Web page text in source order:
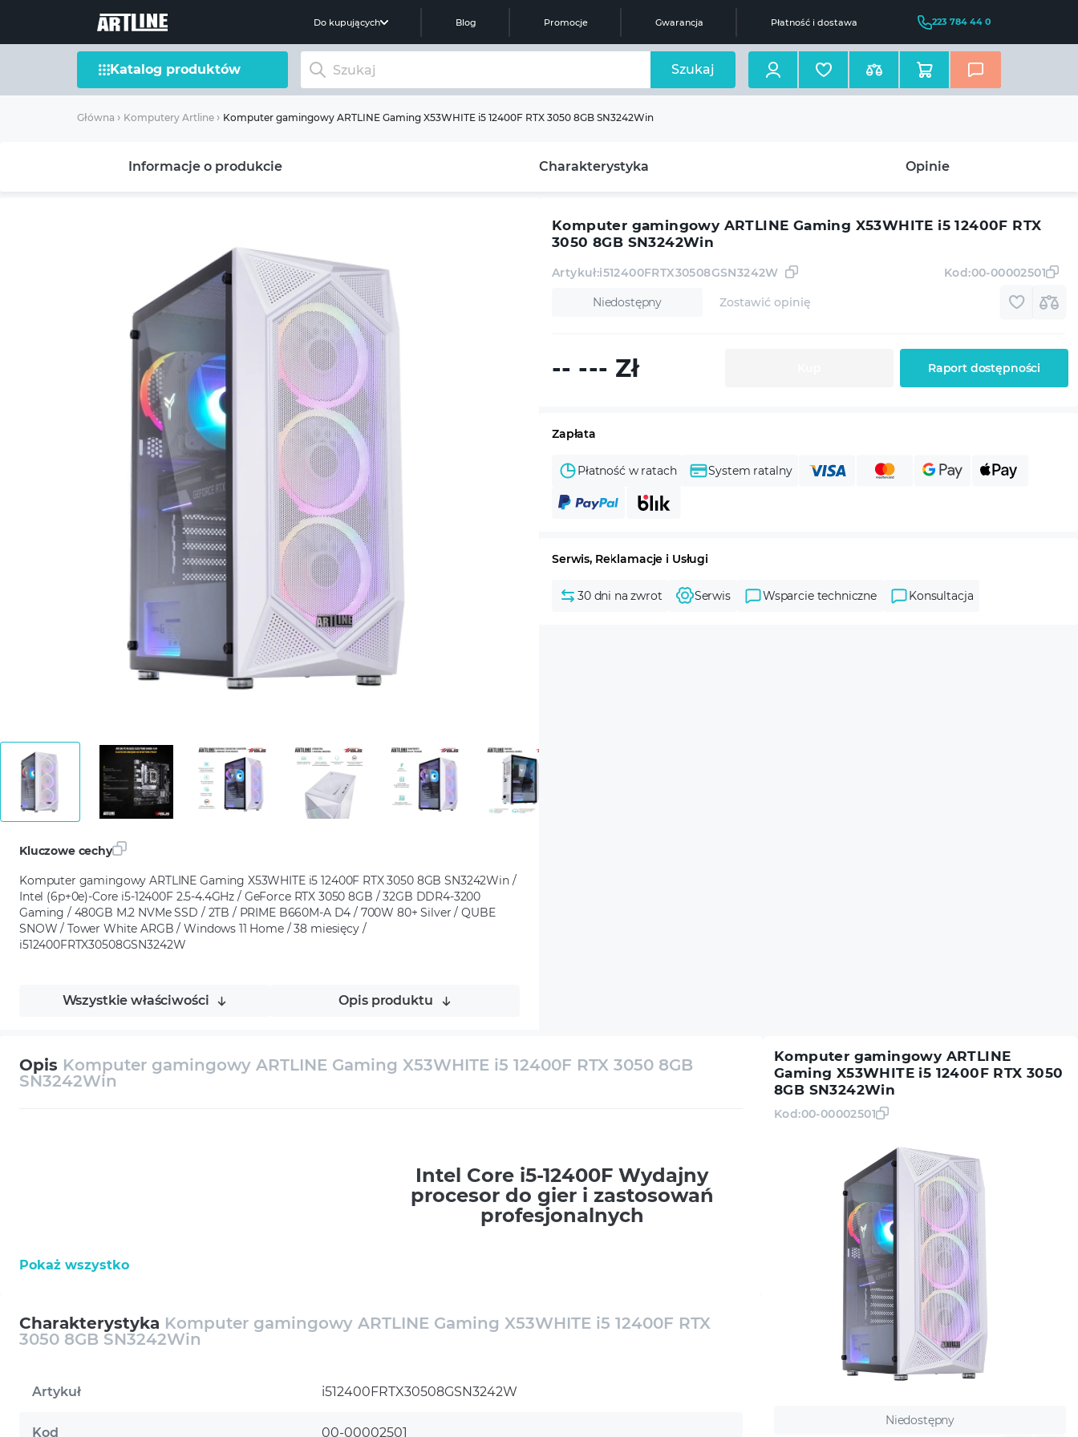
Do kupujących Blog Promocje Gwarancja Płatność i dostawa 223 784 44 0
Katalog produktów Szukaj
Główna Komputery Artline Komputer gamingowy ARTLINE Gaming X53WHITE i5 12400F RTX 3050 8GB SN3242Win
Informacje o produkcie Charakterystyka Opinie
Kluczowe cechy
Komputer gamingowy ARTLINE Gaming X53WHITE i5 12400F RTX 3050 8GB SN3242Win /
Intel (6p+0e)-Core i5-12400F 2.5-4.4GHz / GeForce RTX 3050 8GB / 32GB DDR4-3200
Gaming / 480GB M.2 NVMe SSD / 2TB / PRIME B660M-A D4 / 700W 80+ Silver / QUBE
SNOW / Tower White ARGB / Windows 11 Home / 38 miesięcy /
i512400FRTX30508GSN3242W
Wszystkie właściwości Opis produktu
Komputer gamingowy ARTLINE Gaming X53WHITE i5 12400F RTX
3050 8GB SN3242Win
Niedostępny
Artykuł:i512400FRTX30508GSN3242W
Zostawić opinię
Kod:00-00002501
-- --- Zł Raport dostępności
Zapłata
Płatność w ratach System ratalny
Serwis, Reklamacje i Usługi
30 dni na zwrot Serwis Wsparcie techniczne Konsultacja
Opis Komputer gamingowy ARTLINE Gaming X53WHITE i5 12400F RTX 3050 8GB
SN3242Win
Intel Core i5-12400F Wydajny
procesor do gier i zastosowań
profesjonalnych
balansu między ceną a wydajnością. Ten 6-
bazowym wynoszącym 2.5 GHz i maksymalnym
Pokaż wszystko
Charakterystyka Komputer gamingowy ARTLINE Gaming X53WHITE i5 12400F RTX
3050 8GB SN3242Win
Artykuł i512400FRTX30508GSN3242W
Kod 00-00002501
Komputer gamingowy ARTLINE
Gaming X53WHITE i5 12400F RTX 3050
8GB SN3242Win
Kod:00-00002501
Niedostępny